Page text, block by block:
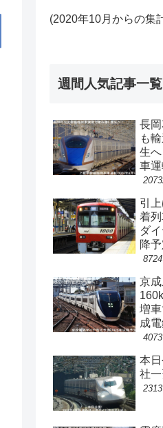
(2020年10月からの集
週間人気記事一覧
長
も
生
車
引
着
ダ
降
京
増
成
本
社